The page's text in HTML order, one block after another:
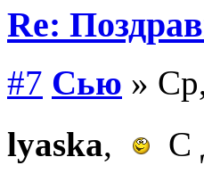
Re:
#7 Сью »
lyaska, С